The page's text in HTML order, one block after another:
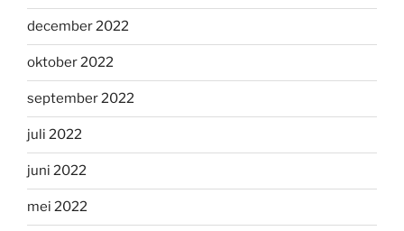
december 2022
oktober 2022
september 2022
juli 2022
juni 2022
mei 2022